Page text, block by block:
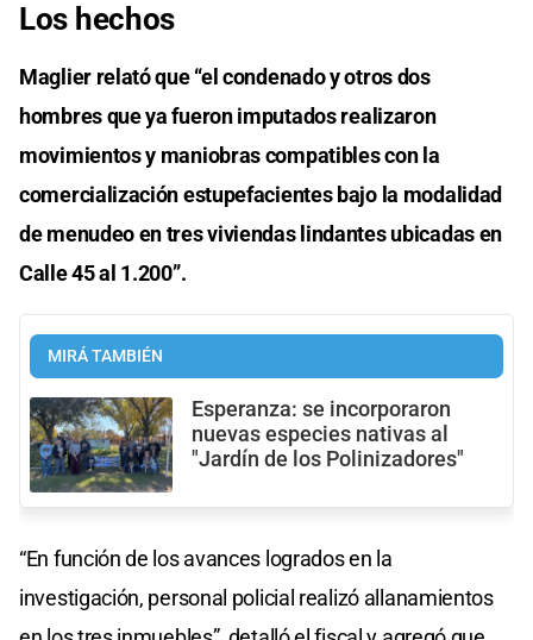
Los hechos
Maglier relató que “el condenado y otros dos
hombres que ya fueron imputados realizaron
movimientos y maniobras compatibles con la
comercialización estupefacientes bajo la modalidad
de menudeo en tres viviendas lindantes ubicadas en
Calle 45 al 1.200”.
MIRÁ TAMBIÉN
Esperanza: se incorporaron
nuevas especies nativas al
"Jardín de los Polinizadores"
“En función de los avances logrados en la
investigación, personal policial realizó allanamientos